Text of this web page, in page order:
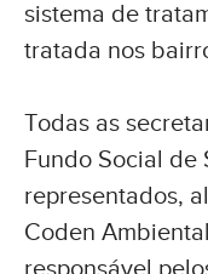
sistema de
tratada nos
Todas as
Fundo Social de
representados,
Coden
responsável